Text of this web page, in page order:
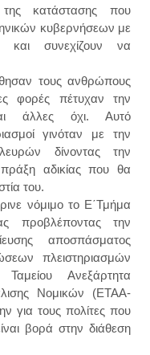
κατάστασης που
κυβερνήσεων με
συνεχίζουν να
τους ανθρώπους
φορές πέτυχαν την
άλλες όχι. Αυτό
γινόταν με την
δίνοντας την
αδικίας που θα
του.
νόμιμο το Ε΄Τμήμα
προβλέποντας την
αποσπάσματος
πλειστηριασμών
Ανεξάρτητα
Νομικών (ΕΤΑΑ-
για τους πολίτες που
βορά στην διάθεση